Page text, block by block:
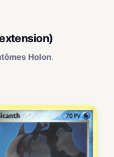
Holon.